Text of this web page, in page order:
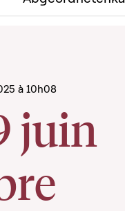
juin
à 10h08